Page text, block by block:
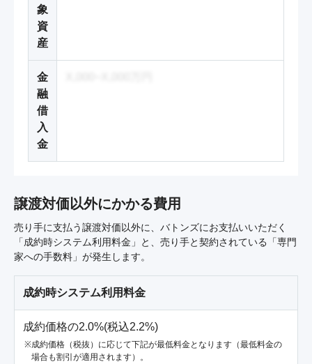
象
資
産
金
融
借
入
金
譲渡対価以外にかかる費用
売り手に支払う譲渡対価以外に、バトンズにお支払いいただく
「成約時システム利用料金」と、売り手と契約されている「専門
家への手数料」が発生します。
成約時システム利用料金
成約価格の2.0%(税込2.2%)
成約価格（税抜）に応じて下記が最低料金となります（最低料金の
場合も割引が適用されます）。